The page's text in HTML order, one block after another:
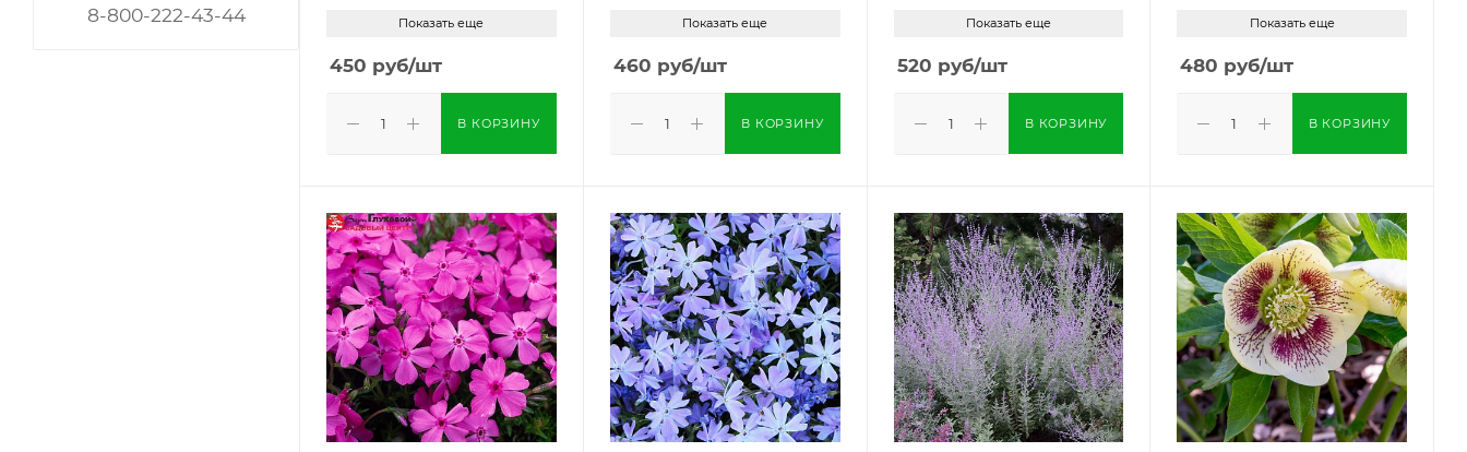
Показать еще
450 руб/шт
В КОРЗИНУ
Показать еще
460 руб/шт
В КОРЗИНУ
Показать еще
520 руб/шт
В КОРЗИНУ
Показать еще
480 руб/шт
В КОРЗИНУ
8-800-222-43-44